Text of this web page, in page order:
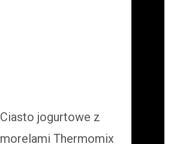
Ciasto jogurtowe z
morelami Thermomix